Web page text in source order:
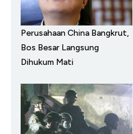
Perusahaan China Bangkrut,
Bos Besar Langsung
Dihukum Mati